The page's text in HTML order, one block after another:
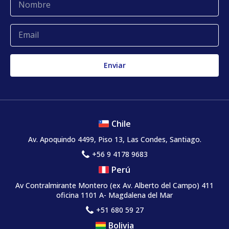
Glosario
Quejas y reclamos
Chile
Av. Apoquindo 4499, Piso 13, Las Condes, Santiago.
+56 9 4178 9683
Perú
Av Contralmirante Montero (ex Av. Alberto del Campo) 411
oficina 1101 A- Magdalena del Mar
+51 680 59 27
Bolivia